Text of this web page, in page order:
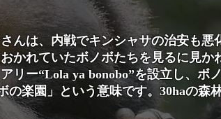
んは、内戦でキンシャサの治安も悪
かれていたボノボたちを見るに見か
リー“Lola ya bonobo”を設立し、ボ
楽園」という意味です。30haの森